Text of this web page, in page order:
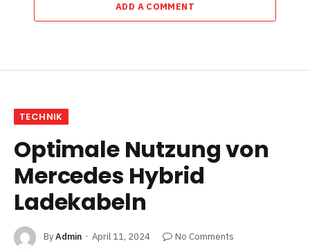
ADD A COMMENT
TECHNIK
Optimale Nutzung von
Mercedes Hybrid
Ladekabeln
ByAdmin April 11, 2024
No Comments